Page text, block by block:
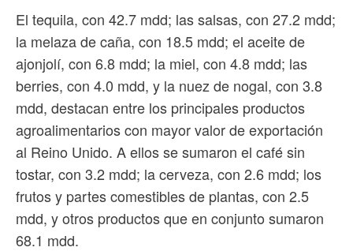
El tequila, con 42.7 mdd; las salsas, con 27.2 mdd;
la melaza de caña, con 18.5 mdd; el aceite de
ajonjolí, con 6.8 mdd; la miel, con 4.8 mdd; las
berries, con 4.0 mdd, y la nuez de nogal, con 3.8
mdd, destacan entre los principales productos
agroalimentarios con mayor valor de exportación
al Reino Unido. A ellos se sumaron el café sin
tostar, con 3.2 mdd; la cerveza, con 2.6 mdd; los
frutos y partes comestibles de plantas, con 2.5
mdd, y otros productos que en conjunto sumaron
68.1 mdd.